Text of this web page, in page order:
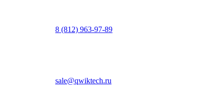
8 (812) 963-97-89
sale@qwiktech.ru